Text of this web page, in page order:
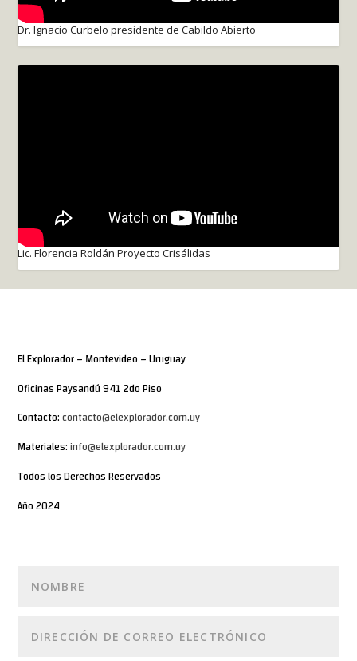
Dr. Ignacio Curbelo presidente de Cabildo Abierto
Lic. Florencia Roldán Proyecto Crisálidas
El Explorador – Montevideo – Uruguay
Oficinas Paysandú 941 2do Piso
Contacto:contacto@elexplorador.com.uy
Materiales:info@elexplorador.com.uy
Todos los Derechos Reservados
Año 2024